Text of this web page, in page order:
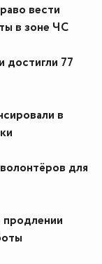
вести
в зоне ЧС
достигли 77
в
для